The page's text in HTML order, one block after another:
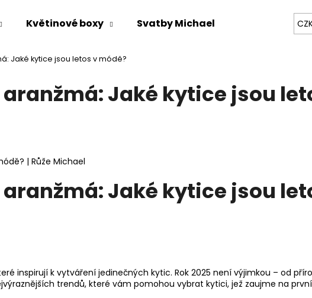
Květinové boxy Svatby Michael Zážitky na
Jaké kytice jsou letos v módě?
Jaké kytice jsou
| Růže Michael
Jaké kytice jsou
inspirují k vytváření jedinečných kytic. Rok 2025 není výjimkou – od
trendů, které vám pomohou vybrat kytici, jež zaujme na
Co potřebujete najít?
HLEDAT